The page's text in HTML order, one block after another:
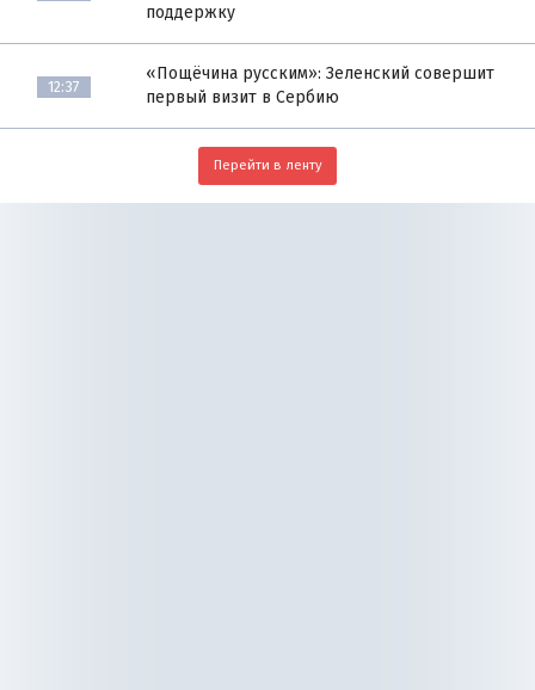
поддержку
12:37
«Пощёчина русским»: Зеленский совершит
первый визит в Сербию
Перейти в ленту